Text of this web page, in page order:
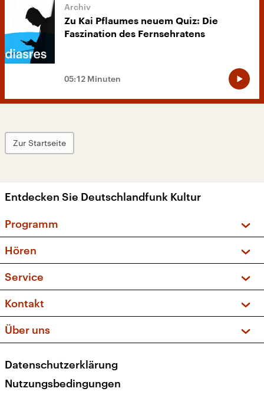
Zu Kai Pflaumes neuem Quiz: Die
Faszination des Fernsehratens
05:12 Minuten
Zur Startseite
Entdecken Sie Deutschlandfunk Kultur
Programm
Sendungen und Podcasts
Musikliste
Kakadu – Das Kinderprogramm
Hören
Frequenzen (UKW + DAB+)
Service
FAQ
Apps
Newsletter
Kontakt
Social Media
Über uns
Presse
Karriere
Datenschutzerklärung
Nutzungsbedingungen